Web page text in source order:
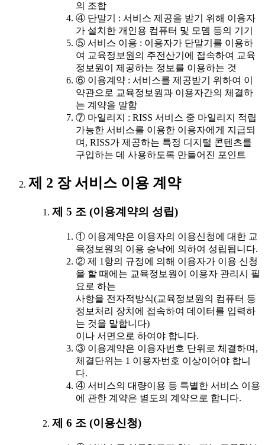
의 조합
④ 단말기 : 서비스 제공을 받기 위해 이용자
가 설치한 개인용 컴퓨터 및 모뎀 등의 기기
⑤ 서비스 이용 : 이용자가 단말기를 이용하
여 교육정보원의 주전산기에 접속하여 교육
정보원이 제공하는 정보를 이용하는 것
⑥ 이용계약 : 서비스를 제공받기 위하여 이
약관으로 교육정보원과 이용자간의 체결하
는 계약을 말함
⑦ 마일리지 : RISS 서비스 중 마일리지 적립
가능한 서비스를 이용한 이용자에게 지급되
며, RISS가 제공하는 특정 디지털 콘텐츠를
구입하는 데 사용하도록 만들어진 포인트
제 2 장 서비스 이용 계약
제 5 조 (이용계약의 성립)
① 이용계약은 이용자의 이용신청에 대한 교
육정보원의 이용 승낙에 의하여 성립됩니다.
② 제 1항의 규정에 의해 이용자가 이용 신청
을 할 때에는 교육정보원이 이용자 관리시 필
요로 하는
사항을 전자적방식(교육정보원의 컴퓨터 등
정보처리 장치에 접속하여 데이터를 입력하
는 것을 말합니다)
이나 서면으로 하여야 합니다.
③ 이용계약은 이용자번호 단위로 체결하며,
체결단위는 1 이용자번호 이상이어야 합니
다.
④ 서비스의 대량이용 등 특별한 서비스 이용
에 관한 계약은 별도의 계약으로 합니다.
제 6 조 (이용신청)